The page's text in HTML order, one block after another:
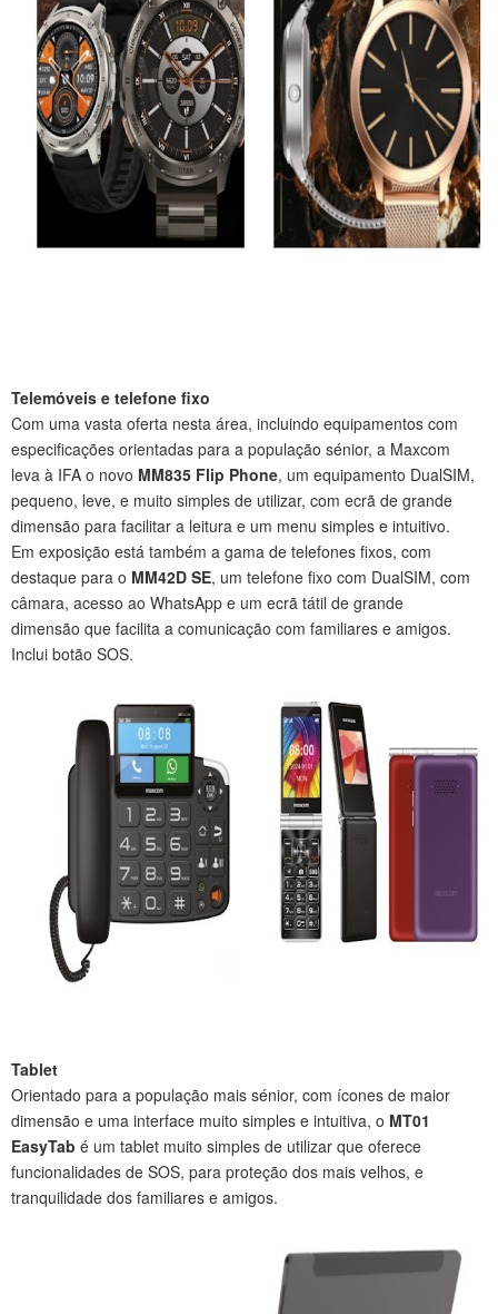
Telemóveis e telefone fixo
Com uma vasta oferta nesta área, incluindo equipamentos com
especificações orientadas para a população sénior, a Maxcom
leva à IFA o novo MM835 Flip Phone, um equipamento DualSIM,
pequeno, leve, e muito simples de utilizar, com ecrã de grande
dimensão para facilitar a leitura e um menu simples e intuitivo.
Em exposição está também a gama de telefones fixos, com
destaque para o MM42D SE, um telefone fixo com DualSIM, com
câmara, acesso ao WhatsApp e um ecrã tátil de grande
dimensão que facilita a comunicação com familiares e amigos.
Inclui botão SOS.
Tablet
Orientado para a população mais sénior, com ícones de maior
dimensão e uma interface muito simples e intuitiva, o MT01
EasyTab é um tablet muito simples de utilizar que oferece
funcionalidades de SOS, para proteção dos mais velhos, e
tranquilidade dos familiares e amigos.